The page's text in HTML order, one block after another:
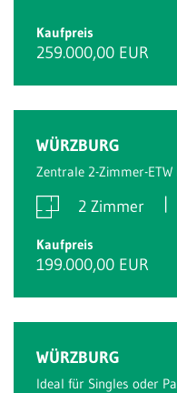
Kaufpreis
259.000,00 EUR
WÜRZBURG
Zentrale 2-Zimmer-
2 Zimmer
Kaufpreis
199.000,00 EUR
WÜRZBURG
Ideal für Singles oder